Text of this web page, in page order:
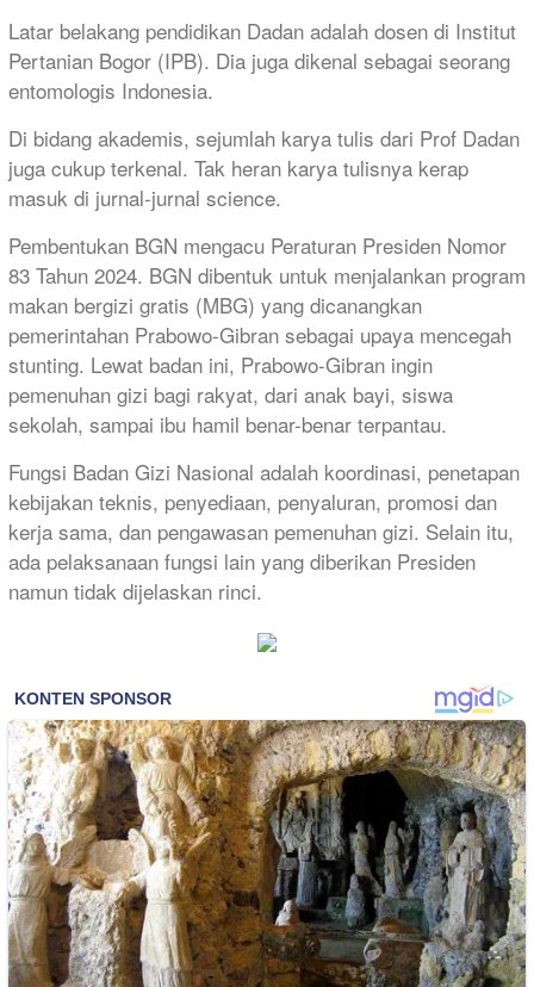
Latar belakang pendidikan Dadan adalah dosen di Institut
Pertanian Bogor (IPB). Dia juga dikenal sebagai seorang
entomologis Indonesia.
Di bidang akademis, sejumlah karya tulis dari Prof Dadan
juga cukup terkenal. Tak heran karya tulisnya kerap
masuk di jurnal-jurnal science.
Pembentukan BGN mengacu Peraturan Presiden Nomor
83 Tahun 2024. BGN dibentuk untuk menjalankan program
makan bergizi gratis (MBG) yang dicanangkan
pemerintahan Prabowo-Gibran sebagai upaya mencegah
stunting. Lewat badan ini, Prabowo-Gibran ingin
pemenuhan gizi bagi rakyat, dari anak bayi, siswa
sekolah, sampai ibu hamil benar-benar terpantau.
Fungsi Badan Gizi Nasional adalah koordinasi, penetapan
kebijakan teknis, penyediaan, penyaluran, promosi dan
kerja sama, dan pengawasan pemenuhan gizi. Selain itu,
ada pelaksanaan fungsi lain yang diberikan Presiden
namun tidak dijelaskan rinci.